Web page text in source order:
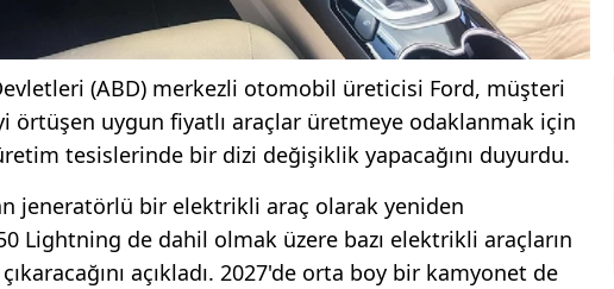
(ABD) merkezli otomobil üreticisi Ford, müşteri
örtüşen uygun fiyatlı araçlar üretmeye odaklanmak için
tesislerinde bir dizi değişiklik yapacağını duyurdu.
jeneratörlü bir elektrikli araç olarak yeniden
Lightning de dahil olmak üzere bazı elektrikli araçların
açıkladı. 2027'de orta boy bir kamyonet de